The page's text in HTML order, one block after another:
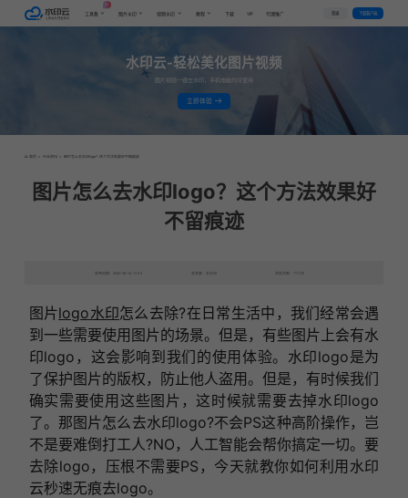
工具集 图片水印 视频水印 教程 下载 VIP 代理推广 登录 下载客户端
水印云-轻松美化图片视频
图片视频一键去水印，手机电脑均可使用
立即体验
首页 > 行业资讯 > 图片怎么去水印logo？这个方法效果好不留痕迹
图片怎么去水印logo？这个方法效果好
不留痕迹
发布日期：2023-06-14 17:42 发表者：去水印 浏览次数：7111次
图片logo水印怎么去除?在日常生活中，我们经常会遇
到一些需要使用图片的场景。但是，有些图片上会有水
印logo，这会影响到我们的使用体验。水印logo是为
了保护图片的版权，防止他人盗用。但是，有时候我们
确实需要使用这些图片，这时候就需要去掉水印logo
了。那图片怎么去水印logo?不会PS这种高阶操作，岂
不是要难倒打工人?NO，人工智能会帮你搞定一切。要
去除logo，压根不需要PS，今天就教你如何利用水印
云秒速无痕去logo。